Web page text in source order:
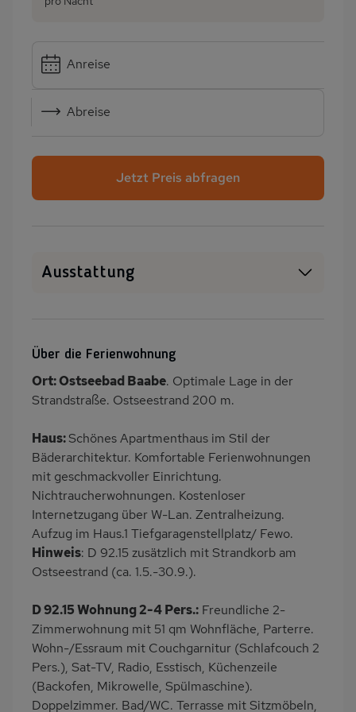
Anreise
Abreise
Jetzt Preis abfragen
Ausstattung
Fahrstuhl
Terrasse
PKW-Parkplatz
Grundstück
Küche
Herd (4 Kochfelder)
Backofen
Geschirrspülmaschine
Kühlschrank
Mikrowelle
Babybett
Kinderhochstuhl
Nichtraucher
Internet
Strandnah
Bettwäsche mietbar
Handtücher mietbar
Über die Ferienwohnung
Ort: Ostseebad Baabe. Optimale Lage in der
Strandstraße. Ostseestrand 200 m.
Haus:Schönes Apartmenthaus im Stil der
Bäderarchitektur. Komfortable Ferienwohnungen
mit geschmackvoller Einrichtung.
Nichtraucherwohnungen. Kostenloser
Internetzugang über W-Lan. Zentralheizung.
Aufzug im Haus.1 Tiefgaragenstellplatz/ Fewo.
Hinweis: D 92.15 zusätzlich mit Strandkorb am
Ostseestrand (ca. 1.5.-30.9.).
D 92.15 Wohnung 2-4 Pers.: Freundliche 2-
Zimmerwohnung mit 51 qm Wohnfläche, Parterre.
Wohn-/Essraum mit Couchgarnitur (Schlafcouch 2
Pers.), Sat-TV, Radio, Esstisch, Küchenzeile
(Backofen, Mikrowelle, Spülmaschine).
Doppelzimmer. Bad/WC. Terrasse mit Sitzmöbeln,